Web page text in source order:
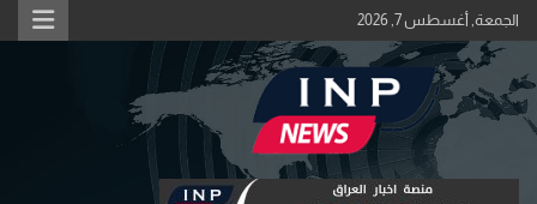
Skip
to
content
الجمعة, أغسطس 7, 2026
منصة اخبار العراق
اكبر منصة خبرية في العراق | #الحقيقة_اولاً